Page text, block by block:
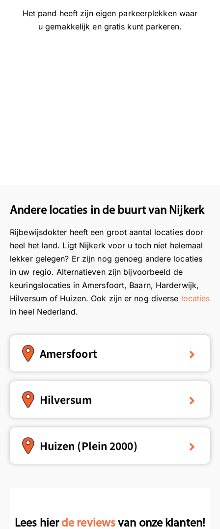
Het pand heeft zijn eigen parkeerplekken waar
u gemakkelijk en gratis kunt parkeren.
Andere locaties in de buurt van Nijkerk
Rijbewijsdokter heeft een groot aantal locaties door
heel het land. Ligt Nijkerk voor u toch niet helemaal
lekker gelegen? Er zijn nog genoeg andere locaties
in uw regio. Alternatieven zijn bijvoorbeeld de
keuringslocaties in Amersfoort, Baarn, Harderwijk,
Hilversum of Huizen. Ook zijn er nog diverse locaties
in heel Nederland.
Amersfoort
Hilversum
Huizen (Plein 2000)
Lees hier de reviews van onze klanten!